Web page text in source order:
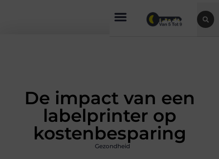
De impact van een
labelprinter op
kostenbesparing
Gezondheid